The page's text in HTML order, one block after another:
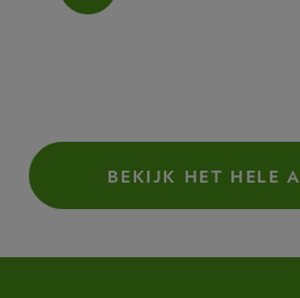
BEKIJK HET HELE